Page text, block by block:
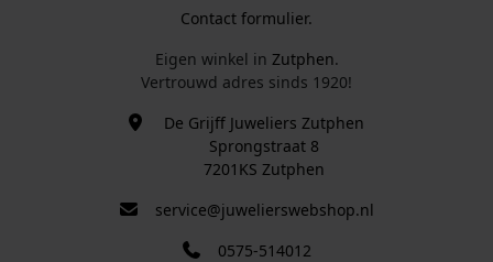
Contact formulier.
Eigen winkel in Zutphen.
Vertrouwd adres sinds 1920!
De Grijff Juweliers Zutphen
Sprongstraat 8
7201KS Zutphen
service@juwelierswebshop.nl
0575-514012